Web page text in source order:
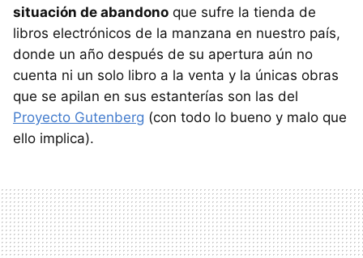
situación de abandono que sufre la tienda de
libros electrónicos de la manzana en nuestro país,
donde un año después de su apertura aún no
cuenta ni un solo libro a la venta y la únicas obras
que se apilan en sus estanterías son las del
Proyecto Gutenberg (con todo lo bueno y malo que
ello implica).